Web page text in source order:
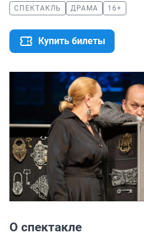
СПЕКТАКЛЬ ДРАМА 16+
Купить билеты
О спектакле